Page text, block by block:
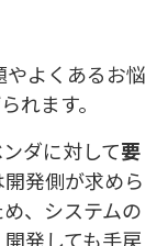
やよくあるお悩
れます。
ダに対して要
開発側が求めら
、システムの
発しても手戻